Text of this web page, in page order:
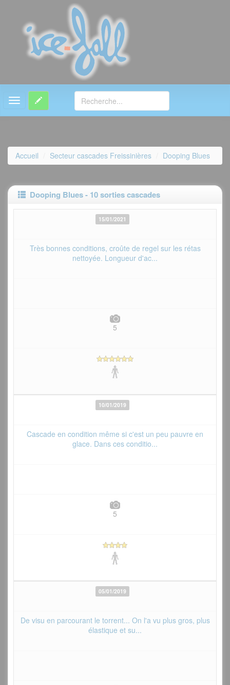
MENU
Accueil Secteur cascades Freissinières Dooping Blues
Dooping Blues - 10 sorties cascades
15/01/2021
Très bonnes conditions, croûte de regel sur les rétas
nettoyée. Longueur d'ac...
5
10/01/2019
Cascade en condition même si c'est un peu pauvre en
glace. Dans ces conditio...
5
05/01/2019
De visu en parcourant le torrent... On l'a vu plus gros, plus
élastique et su...